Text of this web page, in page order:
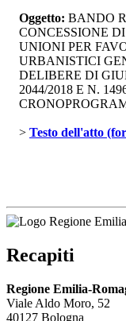
Oggetto: BANDO
CONCESSIONE
UNIONI PER
URBANISTICI
DELIBERE DI
2044/2018 E N.
> Testo dell'atto
Recapiti
Regione Emilia-
Viale Aldo Moro, 52
40127 Bologna